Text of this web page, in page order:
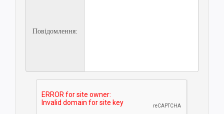
Повідомлення: